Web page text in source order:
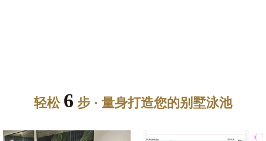
轻松 6 步 · 量身打造您的别墅泳池